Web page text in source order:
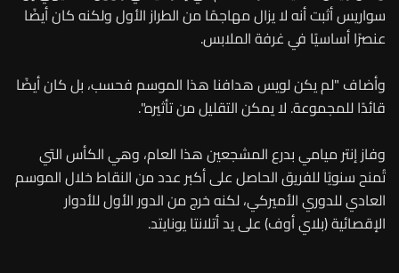
سواريس أثبت أنه لا يزال مهاجمًا من الطراز الأول ولكنه كان أيضًا
عنصرًا أساسيًا في غرفة الملابس.
وأضاف "لم يكن لويس هدافنا هذا الموسم فحسب، بل كان أيضًا
قائدًا للمجموعة. لا يمكن التقليل من تأثيره".
وفاز إنتر ميامي بدرع المشجعين هذا العام، وهي الكأس التي
تُمنح سنويًا للفريق الحاصل على أكبر عدد من النقاط خلال الموسم
العادي للدوري الأميركي، لكنه خرج من الدور الأول للأدوار
الإقصائية (بلاي أوف) على يد أتلانتا يونايتد.